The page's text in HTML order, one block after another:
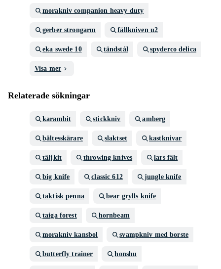
morakniv companion heavy duty
gerber strongarm fällkniven u2
eka swede 10 tändstål spyderco delica
Visa mer
Relaterade sökningar
karambit stickkniv amberg
bältesskärare slaktset kastknivar
täljkit throwing knives lars fält
big knife classic 612 jungle knife
taktisk penna bear grylls knife
taiga forest hornbeam
morakniv kansbol svampkniv med borste
butterfly trainer honshu